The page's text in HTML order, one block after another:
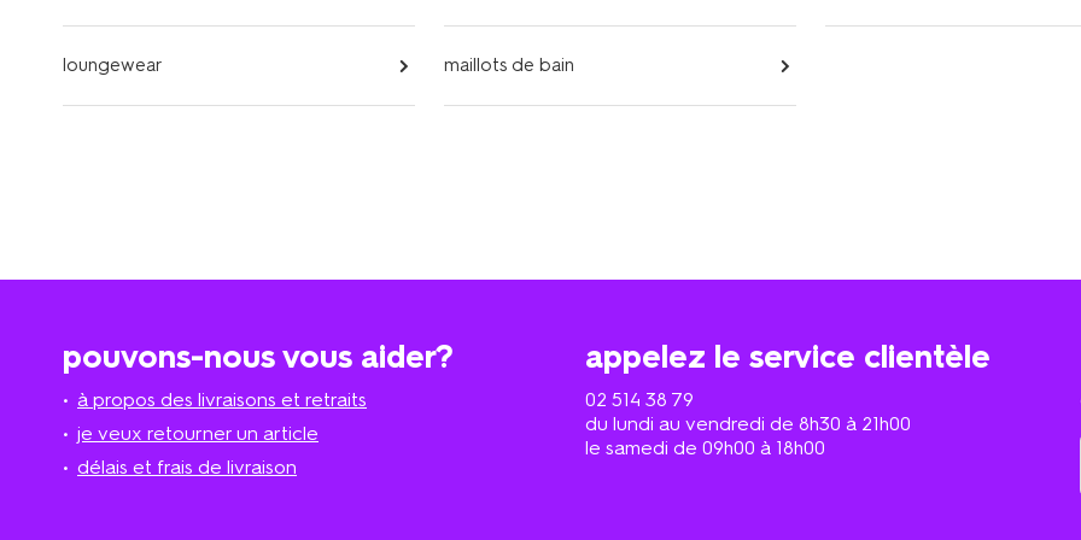
loungewear maillots de bain
pouvons-nous vous aider?
à propos des livraisons et retraits
je veux retourner un article
délais et frais de livraison
appelez le service clientèle
02 514 38 79
du lundi au vendredi de 8h30 à 21h00
le samedi de 09h00 à 18h00